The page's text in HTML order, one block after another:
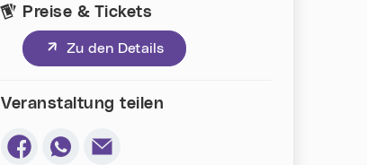
Preise & Tickets
Zu den Details
(neues Fenster)
Veranstaltung teilen